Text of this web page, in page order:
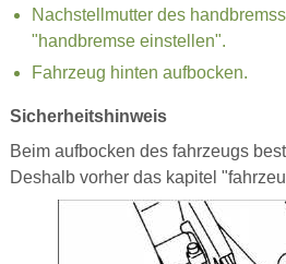
Nachstellmutter des
"handbremse einstellen".
Fahrzeug hinten aufbocken.
Sicherheitshinweis
Beim aufbocken des fahrzeugs
Deshalb vorher das kapitel